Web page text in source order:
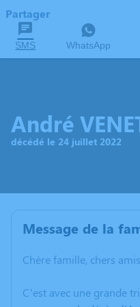
Partager
SMS WhatsApp
André
décédé le 24 juillet 2022
Message de la
Chère famille, chers
C’est avec une grande